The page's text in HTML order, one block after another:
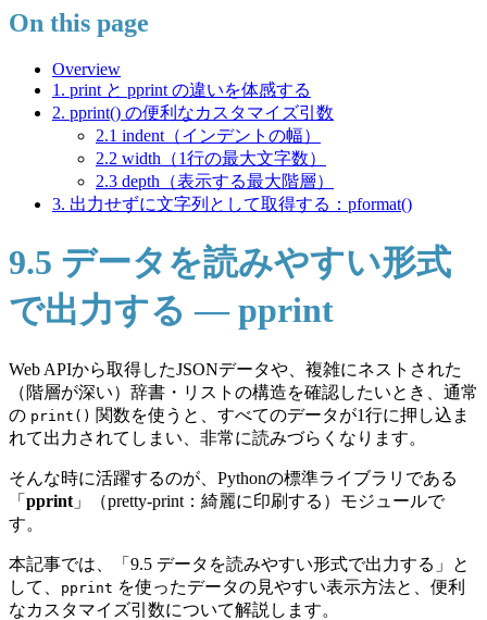
On this page
Overview
1. print と pprint の違いを体感する
2. pprint() の便利なカスタマイズ引数
2.1 indent（インデントの幅）
2.2 width（1行の最大文字数）
2.3 depth（表示する最大階層）
3. 出力せずに文字列として取得する：pformat()
9.5 データを読みやすい形式
で出力する — pprint
Web APIから取得したJSONデータや、複雑にネストされた
（階層が深い）辞書・リストの構造を確認したいとき、通常
の print() 関数を使うと、すべてのデータが1行に押し込ま
れて出力されてしまい、非常に読みづらくなります。
そんな時に活躍するのが、Pythonの標準ライブラリである
「 pprint 」（pretty-print：綺麗に印刷する）モジュールで
す。
本記事では、「9.5 データを読みやすい形式で出力する」と
して、
pprint を使ったデータの見やすい表示方法と、便利
なカスタマイズ引数について解説します。